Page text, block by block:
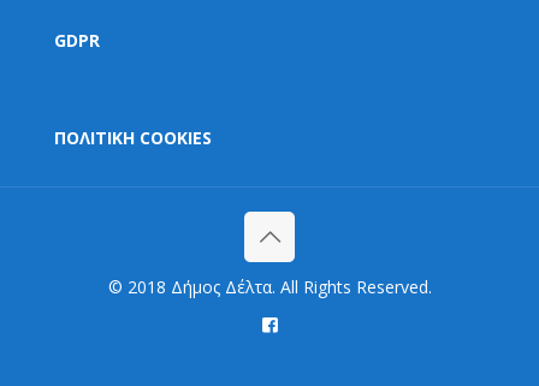
GDPR
ΠΟΛΙΤΙΚΗ COOKIES
© 2018 Δήμος Δέλτα. All Rights Reserved.